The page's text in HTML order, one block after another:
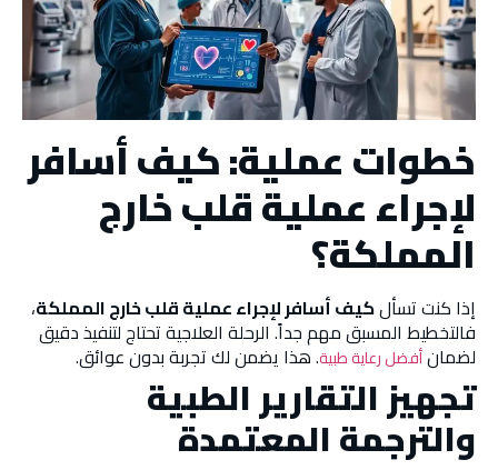
خطوات عملية: كيف أسافر
لإجراء عملية قلب خارج
المملكة؟
إذا كنت تسألكيف أسافر لإجراء عملية قلب خارج المملكة،
فالتخطيط المسبق مهم جداً. الرحلة العلاجية تحتاج لتنفيذ دقيق
لضمانأفضل رعاية طبية. هذا يضمن لك تجربة بدون عوائق.
تجهيز التقارير الطبية
والترجمة المعتمدة